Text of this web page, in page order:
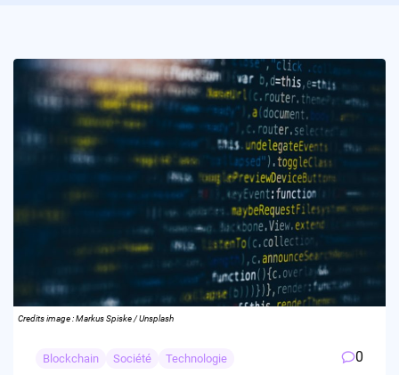
Credits image : Markus Spiske / Unsplash
Blockchain Société Technologie 0